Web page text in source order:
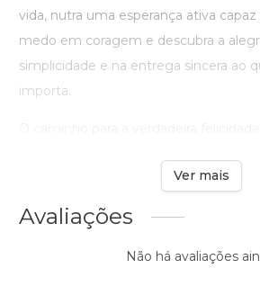
vida, nutra uma esperança ativa
medo em coragem e descubra a
simplicidade e na entrega sincera ao
importa.
Ver mais
Avaliações
Não há avaliações